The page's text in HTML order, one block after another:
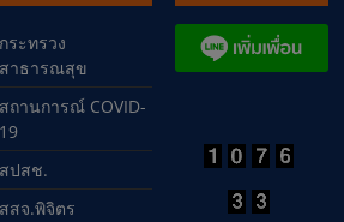
กระทรวง
สาธารณสุข
สถานการณ์ COVID-
19
สปสช.
สสจ.พิจิตร